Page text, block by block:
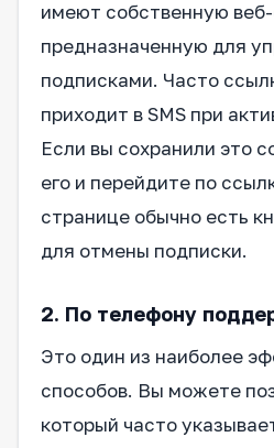
имеют собственную
предназначенную для
подписками. Часто
приходит в SMS при
Если вы сохранили это
его и перейдите по
странице обычно есть
для отмены подписки.
2. По телефону
Это один из наиболее
способов. Вы можете
который часто